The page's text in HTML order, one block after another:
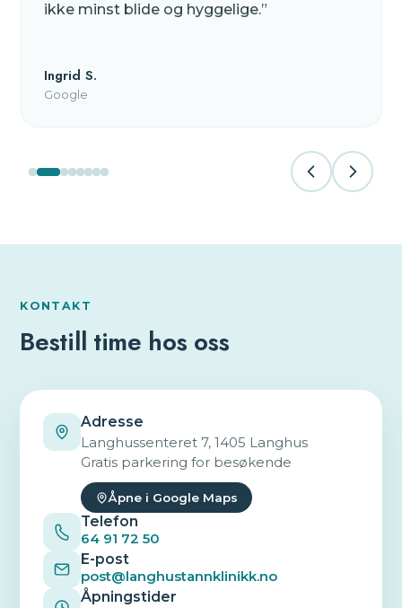
ikke minst blide og hyggelige.”
Ingrid S.
Google
KONTAKT
Bestill time hos oss
Adresse
Langhussenteret 7, 1405 Langhus
Gratis parkering for besøkende
Åpne i Google Maps
Telefon
64 91 72 50
E-post
post@langhustannklinikk.no
Åpningstider